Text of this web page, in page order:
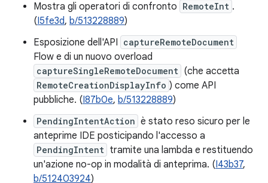
Mostra gli operatori di confronto RemoteInt .
(I5fe3d, b/513228889)
Esposizione dell'API captureRemoteDocument
Flow e di un nuovo overload
captureSingleRemoteDocument (che accetta
RemoteCreationDisplayInfo ) come API
pubbliche. (I87b0e, b/513228889)
PendingIntentAction è stato reso sicuro per le
anteprime IDE posticipando l'accesso a
PendingIntent tramite una lambda e restituendo
un'azione no-op in modalità di anteprima. (I43b37,
b/512403924)